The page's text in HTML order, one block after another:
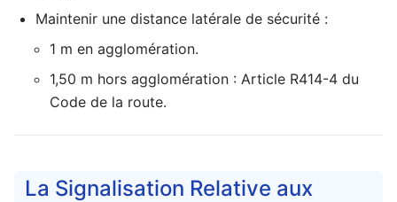
Maintenir une distance latérale de sécurité :
1 m en agglomération.
1,50 m hors agglomération : Article R414-4 du
Code de la route.
La Signalisation Relative aux